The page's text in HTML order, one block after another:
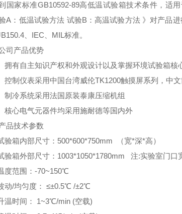
国家标准GB10592-89高低温试验箱技术条件，适
A：低温试验方法 试验B：高温试验方法 》对产品
、IEC、MIL标准。
司产品优势
拥有自主知识产权和外观设计以及掌握环境试验箱
控制仪表采用中国台湾威伦TK1200触摸屏系列，中
制冷系统采用法国原装泰康压缩机组
核心电气元器件均采用施耐德等国内外
品技术参数
验箱内部尺寸：500*600*750mm （宽*深*高）
验箱外部尺寸：1003*1050*1780mm 注:实验室门口
度范围：-70~150℃
动/均匀度： ≤±0.5℃ /±2℃
温时间： 1~3℃/min (空载)